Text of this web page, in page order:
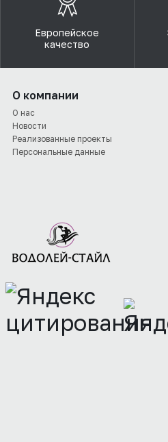
Европейское
качество
О компании
О нас
Новости
Реализованные проекты
Персональные данные